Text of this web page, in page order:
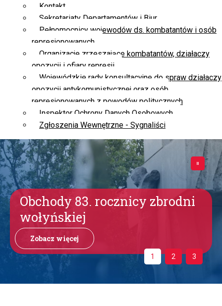
Kontakt
Sekretariaty Departamentów i Biur
Pełnomocnicy wojewodów ds. kombatantów i osób
represjonowanych
Organizacje zrzeszające kombatantów, działaczy
opozycji i ofiary represji
Wojewódzkie rady konsultacyjne do spraw działaczy
opozycji antykomunistycznej oraz osób
represjonowanych z powodów politycznych
Inspektor Ochrony Danych Osobowych
Zgłoszenia Wewnętrzne - Sygnaliści
Obchody 83. rocznicy zbrodni
wołyńskiej
Zobacz więcej
1 2 3